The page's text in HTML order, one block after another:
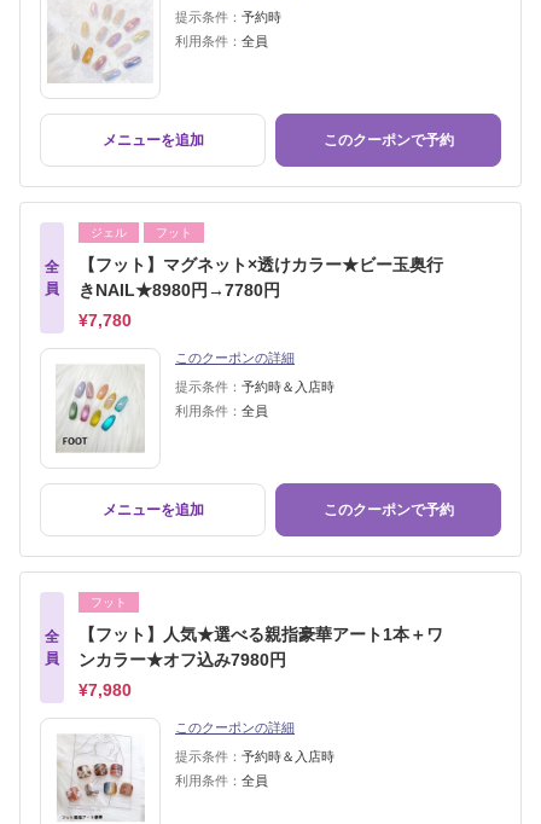
提示条件： 予約時
利用条件： 全員
メニューを追加 このクーポンで予約
全
員
ジェル フット
【フット】マグネット×透けカラー★ビー玉奥行
きNAIL★8980円→7780円
¥7,780
このクーポンの詳細
提示条件： 予約時＆入店時
利用条件： 全員
メニューを追加 このクーポンで予約
全
員
フット
【フット】人気★選べる親指豪華アート1本＋ワ
ンカラー★オフ込み7980円
¥7,980
このクーポンの詳細
提示条件： 予約時＆入店時
利用条件： 全員